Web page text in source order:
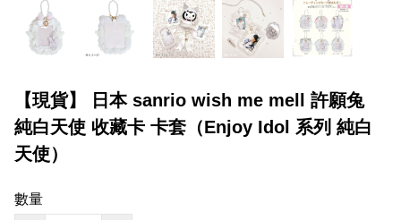
【現貨】 日本 sanrio wish me mell 許願兔
純白天使 收藏卡 卡套（Enjoy Idol 系列 純白
天使）
數量